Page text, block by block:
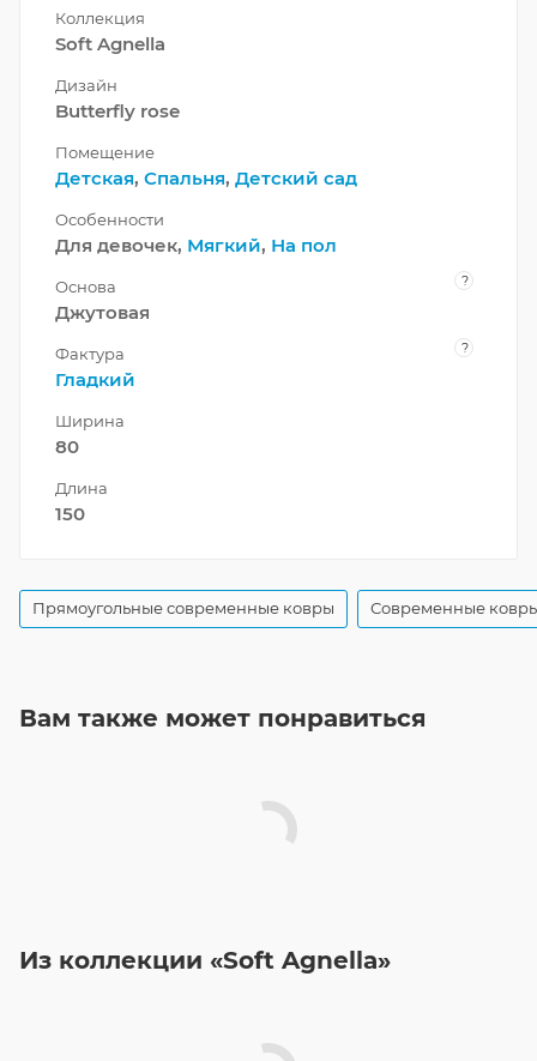
Коллекция
Soft Agnella
Дизайн
Butterfly rose
Помещение
Детская, Спальня, Детский сад
Особенности
Для девочек, Мягкий, На пол
Основа ?
Джутовая
Фактура ?
Гладкий
Ширина
80
Длина
150
Прямоугольные современные ковры Современные
Вам также может понравиться
Из коллекции «Soft Agnella»